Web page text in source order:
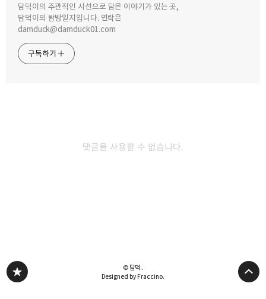
담덕이의 주관적인 시선으로 담은 이야기가 있는 곳,
담덕이의 탐방일지입니다. 연락은
damduck@damduck01.com
구독하기
댓글을 사용할 수 없습니다.
카카오스토리
눈 내린 금요일 얼큰한 동태 + 알탕
먹으러 신황산벌 다녀왔습니다. by
직장인 점심 메뉴 탐방
2025.12.08
© 담덕..
Designed by Fraccino.